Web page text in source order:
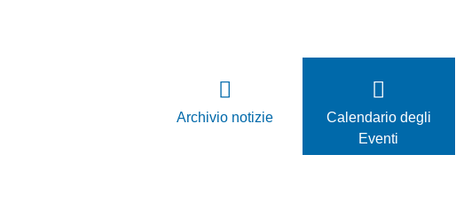
Archivio notizie
Calendario degli
Eventi